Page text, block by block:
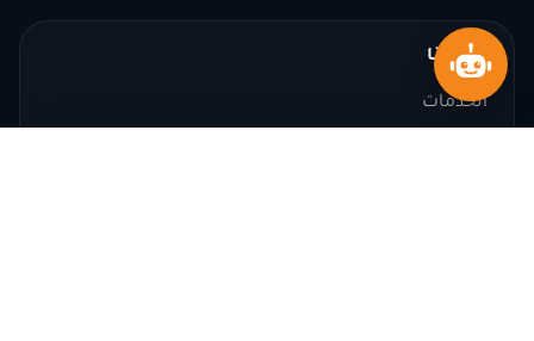
خدماتنا
الخدمات